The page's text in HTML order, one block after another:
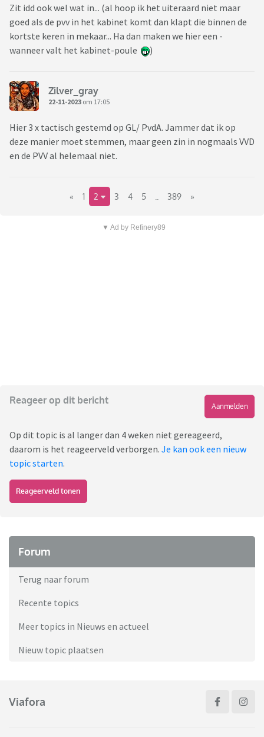
Zit idd ook wel wat in... (al hoop ik het uiteraard niet maar
goed als de pvv in het kabinet komt dan klapt die binnen de
kortste keren in mekaar... Ha dan maken we hier een -
wanneer valt het kabinet-poule
)
Zilver_gray
22-11-2023 om 17:05
Hier 3 x tactisch gestemd op GL/ PvdA. Jammer dat ik op
deze manier moet stemmen, maar geen zin in nogmaals VVD
en de PVV al helemaal niet.
« 1 2 3 4 5 389 »
▼ Ad by Refinery89
Reageer op dit bericht
Aanmelden
Op dit topic is al langer dan 4 weken niet gereageerd,
daarom is het reageerveld verborgen. Je kan ook een nieuw
topic starten.
Reageerveld tonen
Forum
Terug naar forum
Recente topics
Meer topics in Nieuws en actueel
Nieuw topic plaatsen
Viafora